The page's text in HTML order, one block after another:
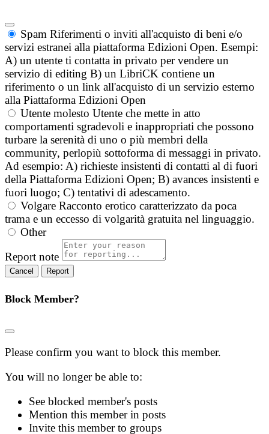
Spam Riferimenti o inviti all'acquisto di beni e/o
servizi estranei alla piattaforma Edizioni Open. Esempi:
A) un utente ti contatta in privato per vendere un
servizio di editing B) un LibriCK contiene un
riferimento o un link all'acquisto di un servizio esterno
alla Piattaforma Edizioni Open
Utente molesto Utente che mette in atto
comportamenti sgradevoli e inappropriati che possono
turbare la serenità di uno o più membri della
community, perlopiù sottoforma di messaggi in privato.
Ad esempio: A) richieste insistenti di contatti al di fuori
della Piattaforma Edizioni Open; B) avances insistenti e
fuori luogo; C) tentativi di adescamento.
Volgare Racconto erotico caratterizzato da poca
trama e un eccesso di volgarità gratuita nel linguaggio.
Other
Report note
Report
Block Member?
Please confirm you want to block this member.
You will no longer be able to:
See blocked member's posts
Mention this member in posts
Invite this member to groups